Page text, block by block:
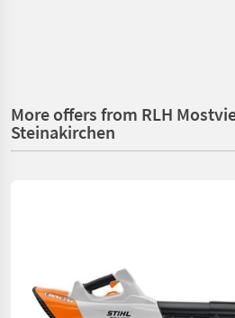
More offers from RLH
Steinakirchen